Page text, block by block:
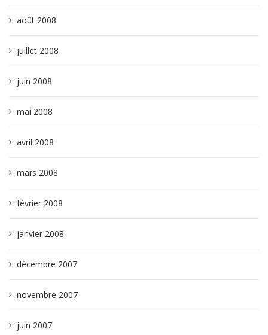
août 2008
juillet 2008
juin 2008
mai 2008
avril 2008
mars 2008
février 2008
janvier 2008
décembre 2007
novembre 2007
juin 2007